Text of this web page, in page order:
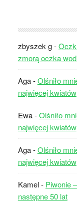
zbyszek g-
zmorą oczka
Aga-Olśniło
najwięcej kwiatów
Ewa-Olśniło
najwięcej kwiatów
Aga-Olśniło
najwięcej kwiatów
Kamel- Piwonie
następne 50 lat